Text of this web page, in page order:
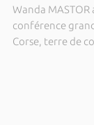
Wanda
conférence
Corse, terre de